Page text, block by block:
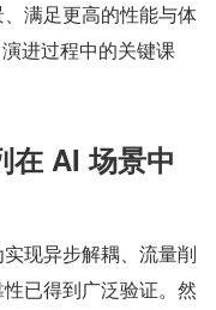
满足更高的性能与体
进过程中的关键课
在 AI 场景中
现异步解耦、流量削
已得到广泛验证。然